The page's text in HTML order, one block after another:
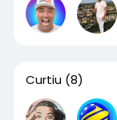
Curtiu (8)